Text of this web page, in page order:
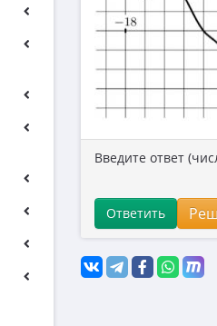
Введите ответ
Ответить